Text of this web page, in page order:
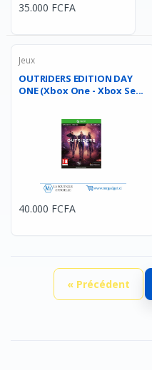
35.000 FCFA
Jeux
OUTRIDERS EDITION DAY
ONE (Xbox One - Xbox Se...
40.000 FCFA
« Précédent